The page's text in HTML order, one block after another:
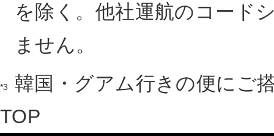
を除く。他社運航のコード
ません。
*3
韓国・グアム行きの便にご
TOP